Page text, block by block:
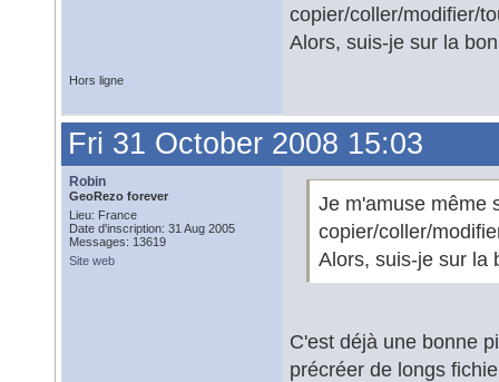
copier/coller/modifier/
Alors, suis-je sur la
Hors ligne
Fri 31 October 2008 15:03
Robin
GeoRezo forever
Lieu: France
Date d'inscription: 31 Aug 2005
Messages: 13619
Site web
Je m'amuse même
copier/coller/
Alors, suis-je sur la
C'est déjà une bonne
précréer de longs